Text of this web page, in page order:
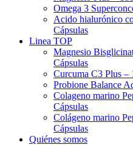
Omega 3
Acido hialurónico
Cápsulas
Linea TOP
Magnesio
Cápsulas
Curcuma C3 Plus –
Probione Balance
Colageno marino
Cápsulas
Colágeno marino
Cápsulas
Quiénes somos